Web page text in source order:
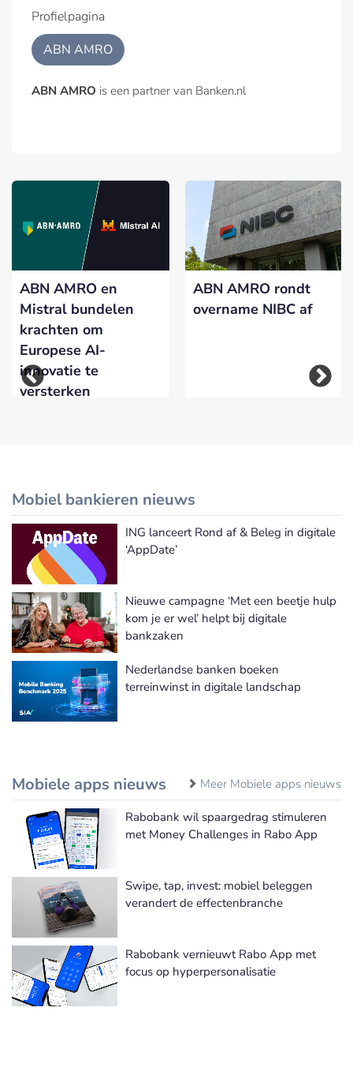
Profielpagina
ABN AMRO
ABN AMRO is een partner van Banken.nl
ABN AMRO en
Mistral bundelen
krachten om
Europese AI-
innovatie te
versterken
ABN AMRO rondt
overname NIBC af
Mobiel bankieren nieuws
ING lanceert Rond af & Beleg in digitale
‘AppDate’
Nieuwe campagne ‘Met een beetje hulp
kom je er wel’ helpt bij digitale
bankzaken
Nederlandse banken boeken
terreinwinst in digitale landschap
Mobiele apps nieuws Meer Mobiele apps nieuws
Rabobank wil spaargedrag stimuleren
met Money Challenges in Rabo App
Swipe, tap, invest: mobiel beleggen
verandert de effectenbranche
Rabobank vernieuwt Rabo App met
focus op hyperpersonalisatie